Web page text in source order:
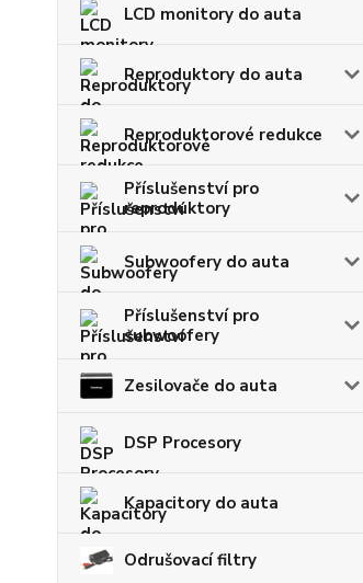
LCD monitory do auta
Reproduktory do auta
Reproduktorové redukce
Příslušenství pro
reproduktory
Subwoofery do auta
Příslušenství pro
subwoofery
Zesilovače do auta
DSP Procesory
Kapacitory do auta
Odrušovací filtry